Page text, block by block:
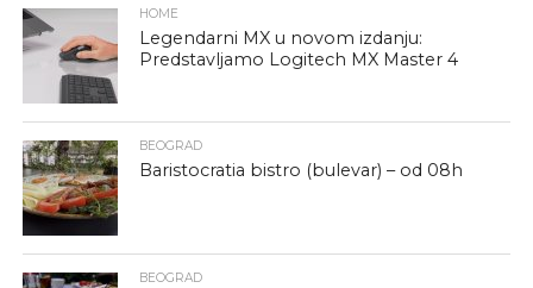
HOME
Legendarni MX u novom izdanju:
Predstavljamo Logitech MX Master 4
BEOGRAD
Baristocratia bistro (bulevar) – od 08h
BEOGRAD